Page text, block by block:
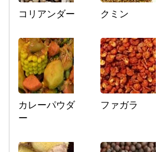
コリアンダー クミン
カレーパウダ
ー
ファガラ